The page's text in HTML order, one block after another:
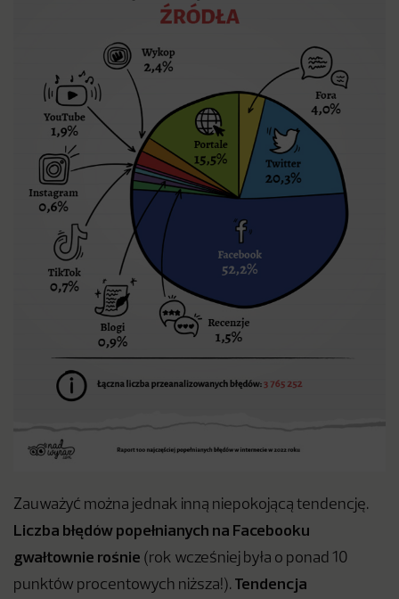
Zauważyć można jednak inną niepokojącą tendencję.
Liczba błędów popełnianych na Facebooku
gwałtownie rośnie (rok wcześniej była o ponad 10
punktów procentowych niższa!). Tendencja